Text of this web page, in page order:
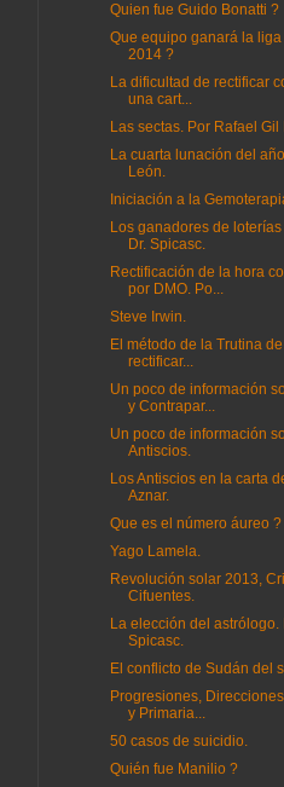
Quien fue Guido Bonatti ?
Que equipo ganará la
2014 ?
La dificultad de rectificar
una cart...
Las sectas. Por Rafael Gil
La cuarta lunación del
León.
Iniciación a la
Los ganadores de
Dr. Spicasc.
Rectificación de la hora
por DMO. Po...
Steve Irwin.
El método de la Trutina
rectificar...
Un poco de información
y Contrapar...
Un poco de información
Antiscios.
Los Antiscios en la carta
Aznar.
Que es el número áureo ?
Yago Lamela.
Revolución solar 2013,
Cifuentes.
La elección del astrólogo.
Spicasc.
El conflicto de Sudán del
Progresiones,
y Primaria...
50 casos de suicidio.
Quién fue Manilio ?